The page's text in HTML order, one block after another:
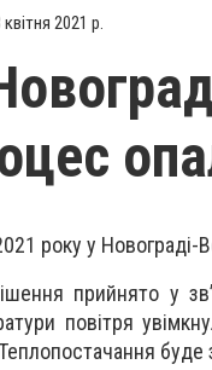
2021 р.
року у
прийнято у
повітря